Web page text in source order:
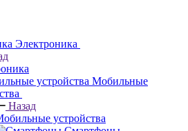
Электроника
Мобильные
Назад
устройства